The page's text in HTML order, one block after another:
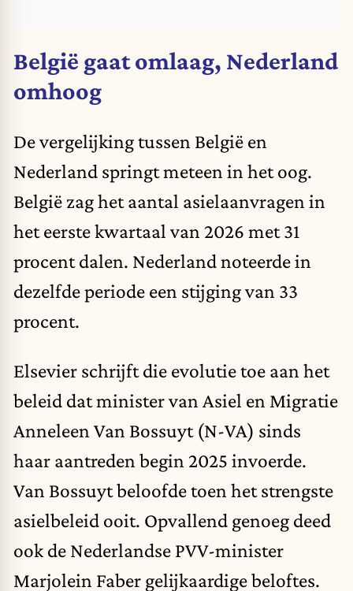
België gaat omlaag, Nederland
omhoog
De vergelijking tussen België en
Nederland springt meteen in het oog.
België zag het aantal asielaanvragen in
het eerste kwartaal van 2026 met 31
procent dalen. Nederland noteerde in
dezelfde periode een stijging van 33
procent.
Elsevier schrijft die evolutie toe aan het
beleid dat minister van Asiel en Migratie
Anneleen Van Bossuyt (N-VA) sinds
haar aantreden begin 2025 invoerde.
Van Bossuyt beloofde toen het strengste
asielbeleid ooit. Opvallend genoeg deed
ook de Nederlandse PVV-minister
Marjolein Faber gelijkaardige beloftes.